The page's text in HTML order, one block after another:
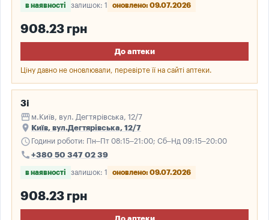
в наявності залишок: 1 оновлено: 09.07.2026
908.23 грн
До аптеки
Ціну давно не оновлювали, перевірте її на сайті аптеки.
3і
storefront м.Київ, вул. Дегтярівська, 12/7
place Київ, вул.Дегтярівська, 12/7
schedule Години роботи: Пн–Пт 08:15–21:00; Сб–Нд 09:15–20:00
call +380 50 347 02 39
в наявності залишок: 1 оновлено: 09.07.2026
908.23 грн